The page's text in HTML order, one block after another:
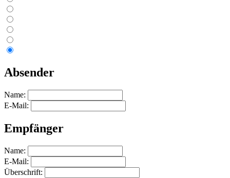
Absender
Name:
E-Mail:
Empfänger
Name:
E-Mail:
Überschrift: